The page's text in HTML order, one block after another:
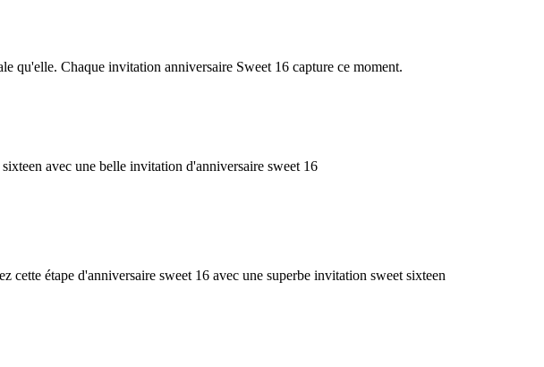
qu'elle. Chaque invitation anniversaire Sweet 16 capture ce moment.
avec une belle invitation d'anniversaire sweet 16
cette étape d'anniversaire sweet 16 avec une superbe invitation sweet sixteen